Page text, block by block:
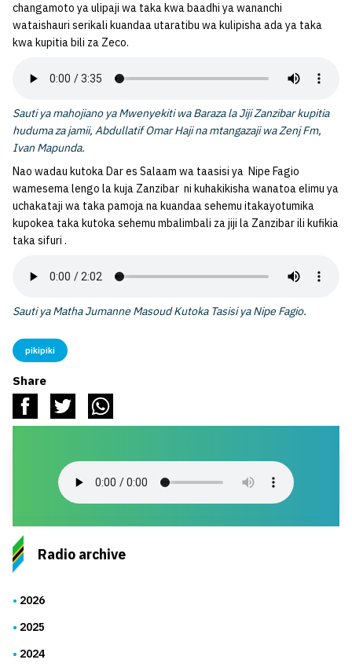
changamoto ya ulipaji wa taka kwa baadhi ya wananchi
wataishauri serikali kuandaa utaratibu wa kulipisha ada ya taka
kwa kupitia bili za Zeco.
Sauti ya mahojiano ya Mwenyekiti wa Baraza la Jiji Zanzibar kupitia
huduma za jamii, Abdullatif Omar Haji na mtangazaji wa Zenj Fm,
Ivan Mapunda.
Nao wadau kutoka Dar es Salaam wa taasisi ya Nipe Fagio
wamesema lengo la kuja Zanzibar ni kuhakikisha wanatoa elimu ya
uchakataji wa taka pamoja na kuandaa sehemu itakayotumika
kupokea taka kutoka sehemu mbalimbali za jiji la Zanzibar ili kufikia
taka sifuri .
Sauti ya Matha Jumanne Masoud Kutoka Tasisi ya Nipe Fagio.
pikipiki
Share
Radio archive
2026
2025
2024